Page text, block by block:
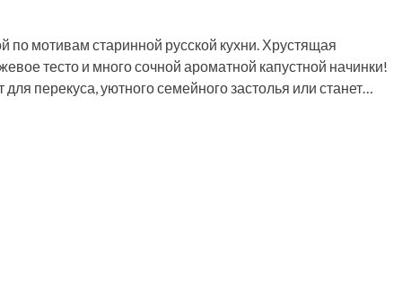
по мотивам старинной русской кухни. Хрустящая
тесто и много сочной ароматной капустной начинки!
перекуса, уютного семейного застолья или станет…